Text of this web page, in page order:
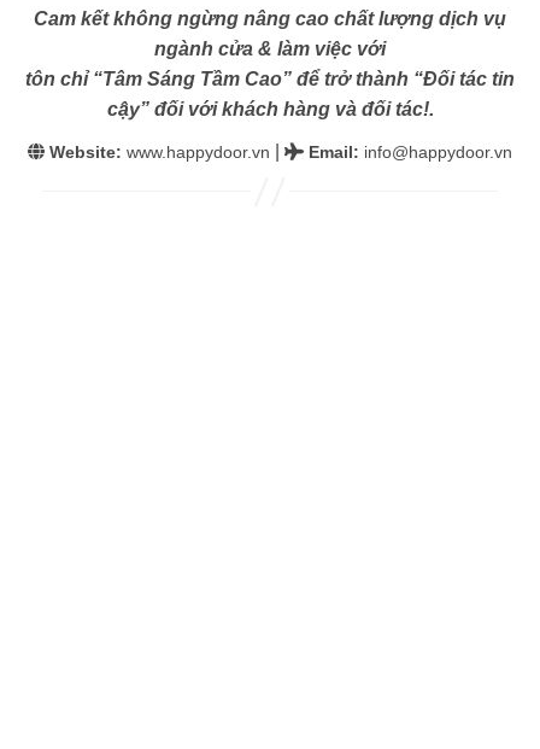
Cam kết không ngừng nâng cao chất lượng dịch vụ
ngành cửa & làm việc với
tôn chỉ “Tâm Sáng Tầm Cao” để trở thành “Đối tác tin
cậy” đối với khách hàng và đối tác!.
Website: www.happydoor.vn Email: info@happydoor.vn